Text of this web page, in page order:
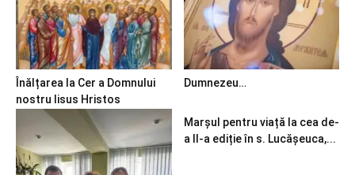
Înălțarea la Cer a Domnului
nostru Iisus Hristos
Dumnezeu…
Marșul pentru viață la cea de-
a II-a ediție în s. Lucășeuca,...